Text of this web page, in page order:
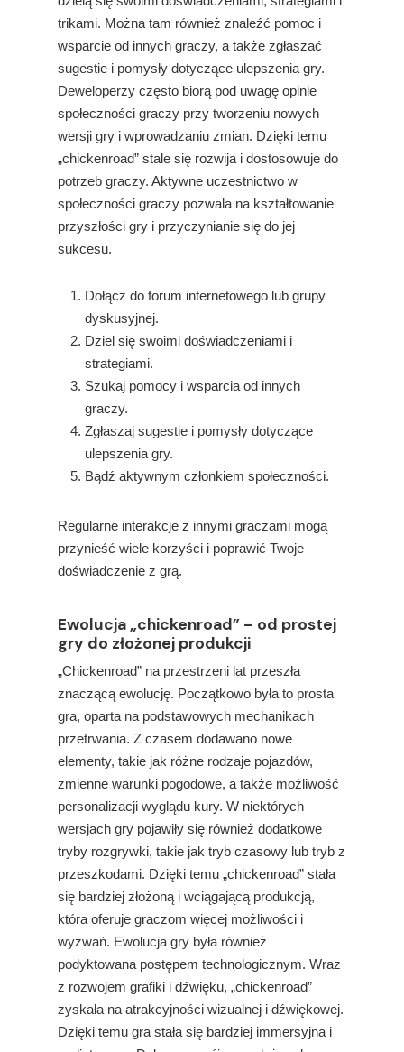
trikami. Można tam również znaleźć pomoc i
wsparcie od innych graczy, a także zgłaszać
sugestie i pomysły dotyczące ulepszenia gry.
Deweloperzy często biorą pod uwagę opinie
społeczności graczy przy tworzeniu nowych
wersji gry i wprowadzaniu zmian. Dzięki temu
„chickenroad” stale się rozwija i dostosowuje do
potrzeb graczy. Aktywne uczestnictwo w
społeczności graczy pozwala na kształtowanie
przyszłości gry i przyczynianie się do jej
sukcesu.
Dołącz do forum internetowego lub grupy
dyskusyjnej.
Dziel się swoimi doświadczeniami i
strategiami.
Szukaj pomocy i wsparcia od innych
graczy.
Zgłaszaj sugestie i pomysły dotyczące
ulepszenia gry.
Bądź aktywnym członkiem społeczności.
Regularne interakcje z innymi graczami mogą
przynieść wiele korzyści i poprawić Twoje
doświadczenie z grą.
Ewolucja „chickenroad” – od prostej
gry do złożonej produkcji
„Chickenroad” na przestrzeni lat przeszła
znaczącą ewolucję. Początkowo była to prosta
gra, oparta na podstawowych mechanikach
przetrwania. Z czasem dodawano nowe
elementy, takie jak różne rodzaje pojazdów,
zmienne warunki pogodowe, a także możliwość
personalizacji wyglądu kury. W niektórych
wersjach gry pojawiły się również dodatkowe
tryby rozgrywki, takie jak tryb czasowy lub tryb z
przeszkodami. Dzięki temu „chickenroad” stała
się bardziej złożoną i wciągającą produkcją,
która oferuje graczom więcej możliwości i
wyzwań. Ewolucja gry była również
podyktowana postępem technologicznym. Wraz
z rozwojem grafiki i dźwięku, „chickenroad”
zyskała na atrakcyjności wizualnej i dźwiękowej.
Dzięki temu gra stała się bardziej immersyjna i